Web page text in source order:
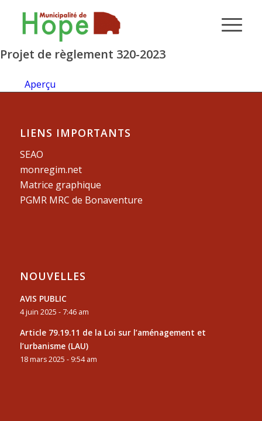
Projet de règlement 320-2023
Aperçu
LIENS IMPORTANTS
SEAO
monregim.net
Matrice graphique
PGMR MRC de Bonaventure
NOUVELLES
AVIS PUBLIC
4 juin 2025 - 7:46 am
Article 79.19.11 de la Loi sur l’aménagement et
l’urbanisme (LAU)
18 mars 2025 - 9:54 am